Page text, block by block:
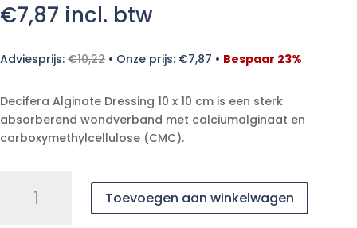
€7,87 incl. btw
Adviesprijs: €10,22 • Onze prijs: €7,87 • Bespaar 23%
Decifera Alginate Dressing 10 x 10 cm is een sterk
absorberend wondverband met calciumalginaat en
carboxymethylcellulose (CMC).
Alginate
Toevoegen aan winkelwagen